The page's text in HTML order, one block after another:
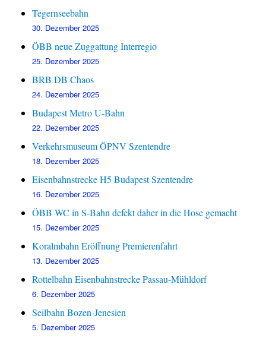
Tegernseebahn
30. Dezember 2025
ÖBB neue Zuggattung Interregio
25. Dezember 2025
BRB DB Chaos
24. Dezember 2025
Budapest Metro U-Bahn
22. Dezember 2025
Verkehrsmuseum ÖPNV Szentendre
18. Dezember 2025
Eisenbahnstrecke H5 Budapest Szentendre
16. Dezember 2025
ÖBB WC in S-Bahn defekt daher in die Hose gemacht
15. Dezember 2025
Koralmbahn Eröffnung Premierenfahrt
13. Dezember 2025
Rottelbahn Eisenbahnstrecke Passau-Mühldorf
6. Dezember 2025
Seilbahn Bozen-Jenesien
5. Dezember 2025